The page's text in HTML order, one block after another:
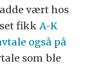
vært hos
fikk A-K
også på
som ble